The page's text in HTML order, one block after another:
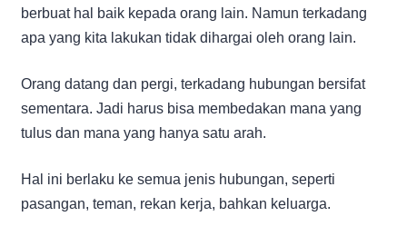
berbuat hal baik kepada orang lain. Namun terkadang
apa yang kita lakukan tidak dihargai oleh orang lain.
Orang datang dan pergi, terkadang hubungan bersifat
sementara. Jadi harus bisa membedakan mana yang
tulus dan mana yang hanya satu arah.
Hal ini berlaku ke semua jenis hubungan, seperti
pasangan, teman, rekan kerja, bahkan keluarga.